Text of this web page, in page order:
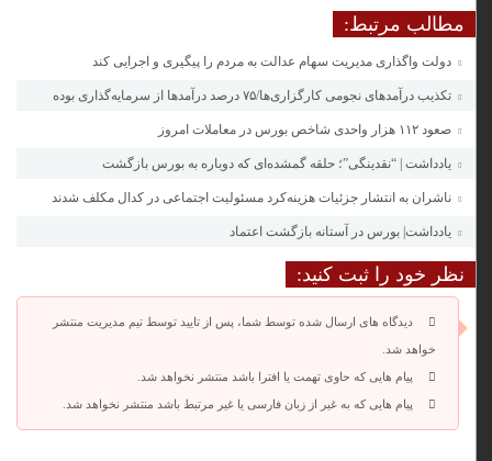
مطالب مرتبط:
دولت واگذاری مدیریت سهام عدالت به مردم را پیگیری و اجرایی کند
تکذیب درآمدهای نجومی کارگزاری‌ها/۷۵ درصد درآمدها از سرمایه‌گذاری بوده
صعود ۱۱۲ هزار واحدی شاخص بورس در معاملات امروز
یادداشت | “نقدینگی”؛ حلقه گمشده‌ای که دوباره به بورس بازگشت
ناشران به انتشار جزئیات هزینه‌کرد مسئولیت اجتماعی در کدال مکلف شدند
یادداشت| بورس در آستانه بازگشت اعتماد
نظر خود را ثبت کنید:
دیدگاه های ارسال شده توسط شما، پس از تایید توسط تیم مدیریت منتشر
خواهد شد.
پیام هایی که حاوی تهمت یا افترا باشد منتشر نخواهد شد.
پیام هایی که به غیر از زبان فارسی یا غیر مرتبط باشد منتشر نخواهد شد.